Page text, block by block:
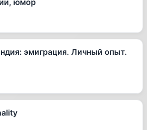
юмор
эмиграция. Личный опыт.